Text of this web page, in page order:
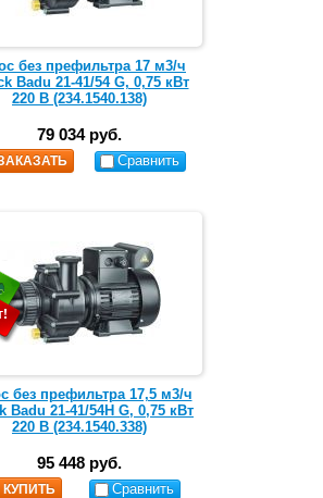
без префильтра 17 м3/ч
Badu 21-41/54 G, 0,75 кВт
220 В (234.1540.138)
79 034 руб.
Сравнить
без префильтра 17,5 м3/ч
Badu 21-41/54H G, 0,75 кВт
220 В (234.1540.338)
95 448 руб.
КУПИТЬ Сравнить